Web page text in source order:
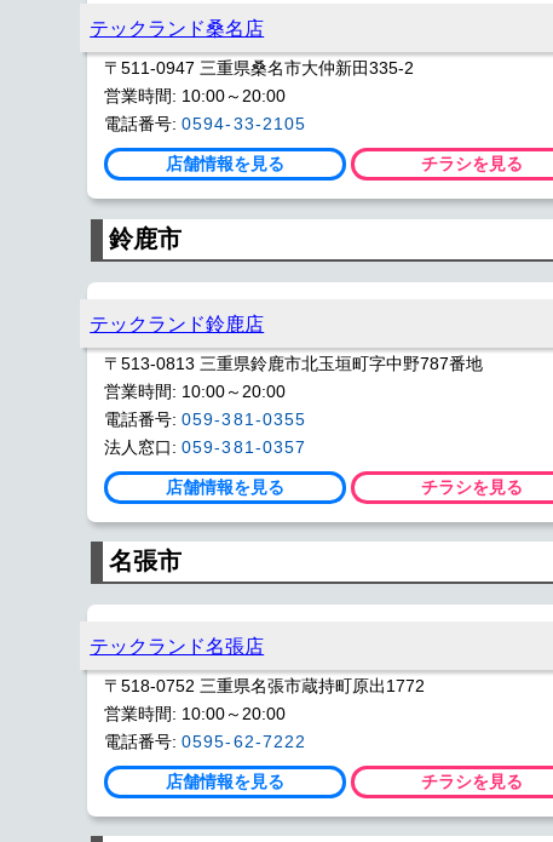
テックランド桑名店
〒511-0947 三重県桑名市大仲新田335-2
営業時間: 10:00～20:00
電話番号: 0594-33-2105
店舗情報を見る チラシを見る
鈴鹿市
テックランド鈴鹿店
〒513-0813 三重県鈴鹿市北玉垣町字中野787番地
営業時間: 10:00～20:00
電話番号: 059-381-0355
法人窓口: 059-381-0357
店舗情報を見る チラシを見る
名張市
テックランド名張店
〒518-0752 三重県名張市蔵持町原出1772
営業時間: 10:00～20:00
電話番号: 0595-62-7222
店舗情報を見る チラシを見る